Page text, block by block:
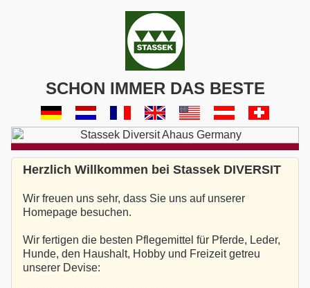
SCHON IMMER DAS BESTE
Herzlich Willkommen bei Stassek DIVERSIT
Wir freuen uns sehr, dass Sie uns auf unserer
Homepage besuchen.
Wir fertigen die besten Pflegemittel für Pferde, Leder,
Hunde, den Haushalt, Hobby und Freizeit getreu
unserer Devise: